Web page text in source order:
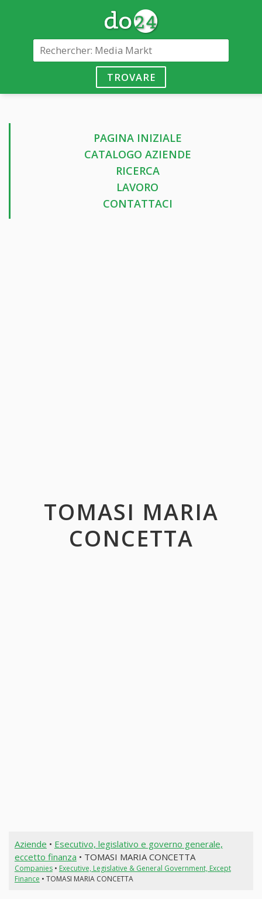
TROVARE
PAGINA INIZIALE
CATALOGO AZIENDE
RICERCA
LAVORO
CONTATTACI
TOMASI MARIA
CONCETTA
Aziende • Esecutivo, legislativo e governo generale,
eccetto finanza • TOMASI MARIA CONCETTA
Companies• Executive, Legislative & General Government, Except
Finance • TOMASI MARIA CONCETTA